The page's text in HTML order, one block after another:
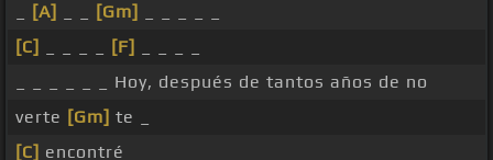
[A] [Gm]
[C]
[F]
_ _ _ _ _ _ Hoy, después de tantos años de no
verte [Gm] te _
[C] encontré